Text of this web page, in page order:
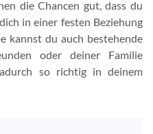
die Chancen gut, dass du
in einer festen Beziehung
kannst du auch bestehende
oder deiner Familie
so richtig in deinem